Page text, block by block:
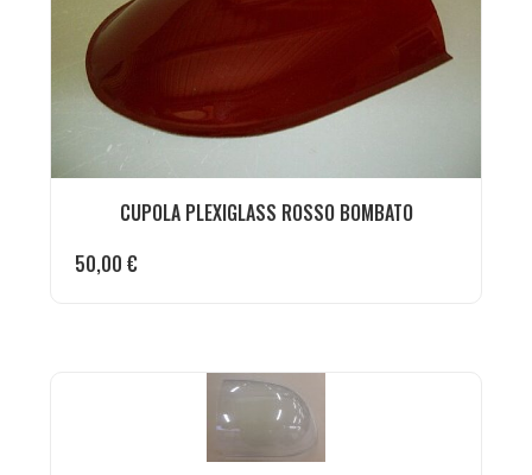
CUPOLA PLEXIGLASS ROSSO BOMBATO
50,00 €